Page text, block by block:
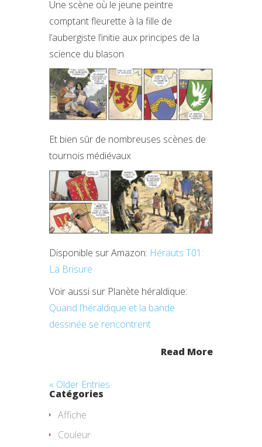
Une scène où le jeune peintre
comptant fleurette à la fille de
l’aubergiste l’initie aux principes de la
science du blason
Et bien sûr de nombreuses scènes de
tournois médiévaux
Disponible sur Amazon: Hérauts T01:
La Brisure
Voir aussi sur Planète héraldique:
Quand l’héraldique et la bande
dessinée se rencontrent
Read More
« Older Entries
Catégories
Affiche
Couleur